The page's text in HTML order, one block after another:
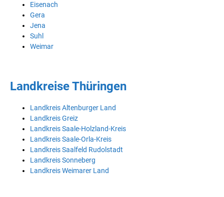
Eisenach
Gera
Jena
Suhl
Weimar
Landkreise Thüringen
Landkreis Altenburger Land
Landkreis Greiz
Landkreis Saale-Holzland-Kreis
Landkreis Saale-Orla-Kreis
Landkreis Saalfeld Rudolstadt
Landkreis Sonneberg
Landkreis Weimarer Land